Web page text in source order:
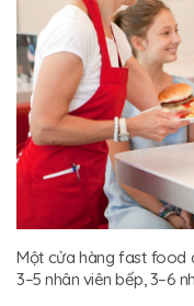
Một cửa hàng fast food
3–5 nhân viên bếp, 3–6